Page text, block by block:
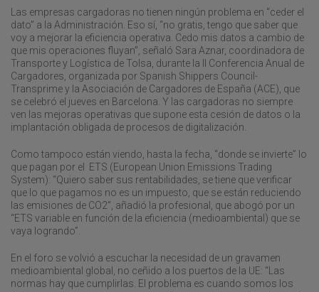
Las empresas cargadoras no tienen ningún problema en “ceder el
dato” a la Administración. Eso sí, “no gratis, tengo que saber que
voy a mejorar la eficiencia operativa. Cedo mis datos a cambio de
que mis operaciones fluyan”, señaló Sara Aznar, coordinadora de
Transporte y Logística de Tolsa, durante la II Conferencia Anual de
Cargadores, organizada por Spanish Shippers Council-
Transprime y la Asociación de Cargadores de España (ACE), que
se celebró el jueves en Barcelona. Y las cargadoras no siempre
ven las mejoras operativas que supone esta cesión de datos o la
implantación obligada de procesos de digitalización.
Como tampoco están viendo, hasta la fecha, “donde se invierte” lo
que pagan por el ETS (European Union Emissions Trading
System): “Quiero saber sus rentabilidades, se tiene que verificar
que lo que pagamos no es un impuesto, que se están reduciendo
las emisiones de CO2”, añadió la profesional, que abogó por un
“ETS variable en función de la eficiencia (medioambiental) que se
vaya logrando”.
En el foro se volvió a escuchar la necesidad de un gravamen
medioambiental global, no ceñido a los puertos de la UE: “Las
normas hay que cumplirlas. El problema es cuando somos los